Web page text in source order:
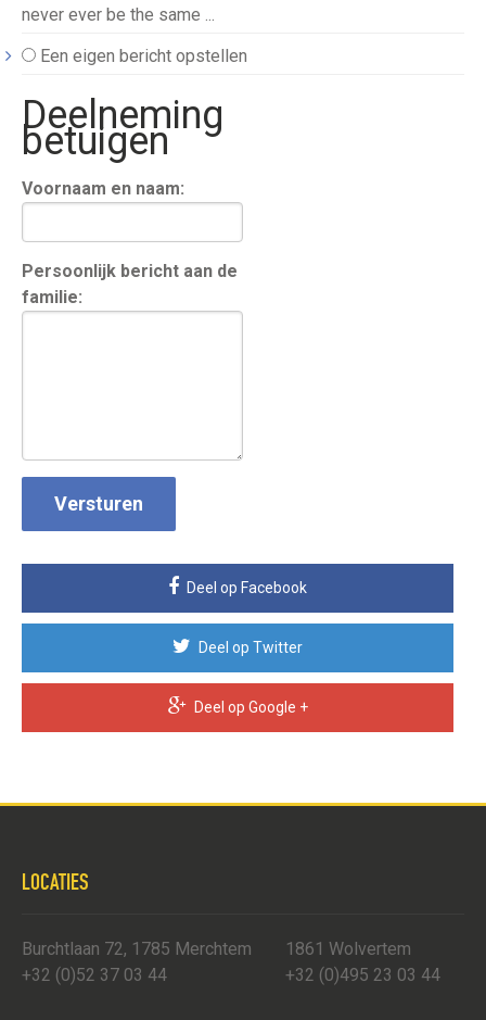
never ever be the same ...
Een eigen bericht opstellen
Deelneming
betuigen
Voornaam en naam:
Persoonlijk bericht aan de
familie:
Deel op Facebook
Deel op Twitter
Deel op Google +
LOCATIES
Burchtlaan 72, 1785 Merchtem
+32 (0)52 37 03 44
1861 Wolvertem
+32 (0)495 23 03 44